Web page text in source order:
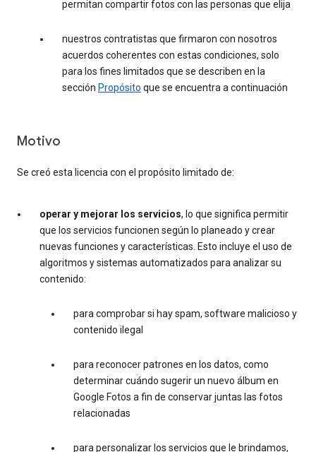
permitan compartir fotos con las personas que elija
nuestros contratistas que firmaron con nosotros
acuerdos coherentes con estas condiciones, solo
para los fines limitados que se describen en la
sección Propósito que se encuentra a continuación
Motivo
Se creó esta licencia con el propósito limitado de:
operar y mejorar los servicios, lo que significa permitir
que los servicios funcionen según lo planeado y crear
nuevas funciones y características. Esto incluye el uso de
algoritmos y sistemas automatizados para analizar su
contenido:
para comprobar si hay spam, software malicioso y
contenido ilegal
para reconocer patrones en los datos, como
determinar cuándo sugerir un nuevo álbum en
Google Fotos a fin de conservar juntas las fotos
relacionadas
para personalizar los servicios que le brindamos,